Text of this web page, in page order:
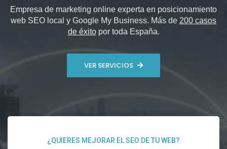
Empresa de marketing online experta en posicionamiento
web SEO local y Google My Business. Más de 200 casos
de éxitopor toda España.
VER SERVICIOS
¿QUIERES MEJORAR EL SEO DE TU WEB?